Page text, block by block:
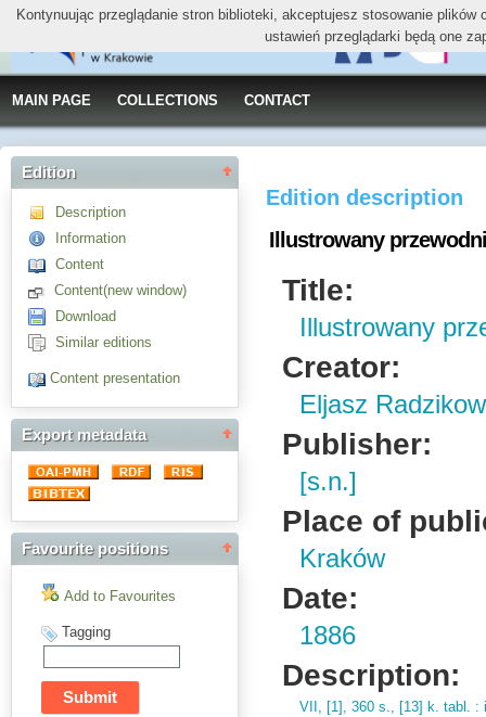
MAIN PAGE COLLECTIONS CONTACT
Edition
Description
Information
Content
Content(new window)
Download
Similar editions
Content presentation
Export metadata
Favourite positions
Add to Favourites
Tagging
Edition description
Illustrowany
Title:
Illustrowany
Creator:
Eljasz
Publisher:
[s.n.]
Place of
Kraków
Date:
1886
Description:
VII, [1], 360 s., [13] k. tabl. :
Kontynuując przeglądanie stron biblioteki, akceptujesz stosowanie
ustawień przeglądarki będą one